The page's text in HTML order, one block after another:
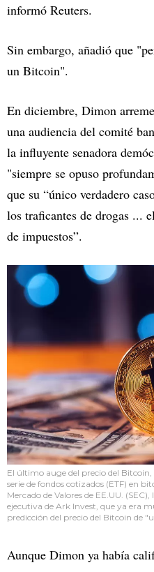
informó Reuters.
Sin embargo, añadió que
un Bitcoin".
En diciembre, Dimon
una audiencia del comité
la influyente senadora
"siempre se opuso
que su “único verdadero
los traficantes de drogas ...
de impuestos”.
El último auge del precio del
serie de fondos cotizados (ETF) en
Mercado de Valores de EE.UU.
ejecutiva de Ark Invest, que ya era
predicción del precio del Bitcoin de
Aunque Dimon ya había